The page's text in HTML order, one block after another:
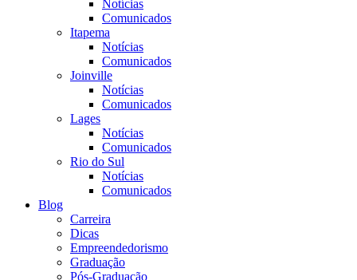
Notícias
Comunicados
Itapema
Notícias
Comunicados
Joinville
Notícias
Comunicados
Lages
Notícias
Comunicados
Rio do Sul
Notícias
Comunicados
Blog
Carreira
Dicas
Empreendedorismo
Graduação
Pós-Graduação